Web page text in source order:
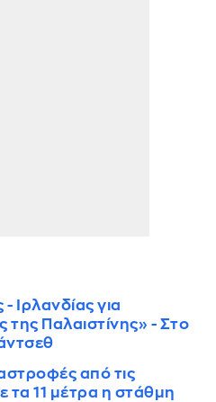
- Ιρλανδίας για
Παλαιστίνης» - Στο
από τις
τα 11 μέτρα η στάθμη